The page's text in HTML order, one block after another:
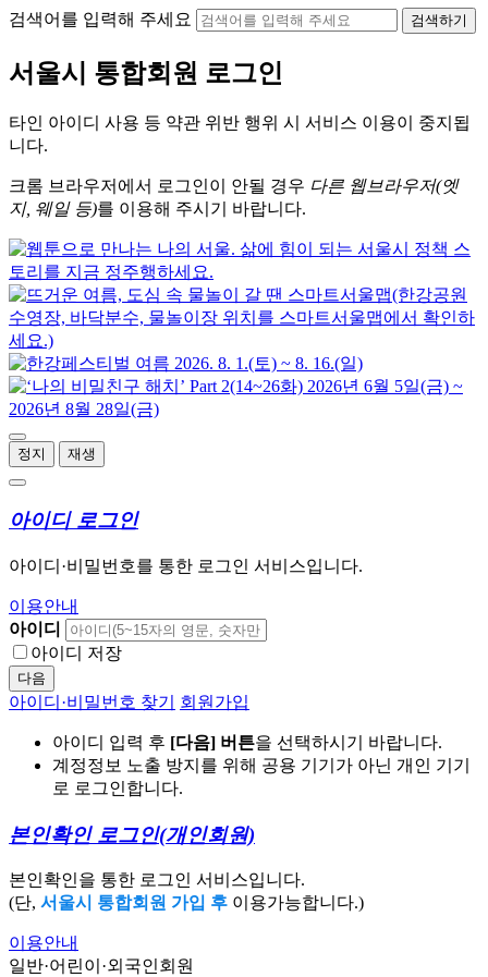
검색어를 입력해 주세요 검색하기
서울시 통합회원 로그인
타인 아이디 사용 등 약관 위반 행위 시 서비스 이용이 중지됩
니다.
크롬 브라우저에서 로그인이 안될 경우 다른 웹브라우저(엣
지, 웨일 등)를 이용해 주시기 바랍니다.
정지 재생
아이디 로그인
아이디·비밀번호를 통한 로그인 서비스입니다.
이용안내
아이디
아이디 저장
다음
아이디·비밀번호 찾기 회원가입
아이디 입력 후 [다음] 버튼을 선택하시기 바랍니다.
계정정보 노출 방지를 위해 공용 기기가 아닌 개인 기기
로 로그인합니다.
본인확인 로그인(개인회원)
본인확인을 통한 로그인 서비스입니다.
(단, 서울시 통합회원 가입 후 이용가능합니다.)
이용안내
일반·어린이·외국인회원